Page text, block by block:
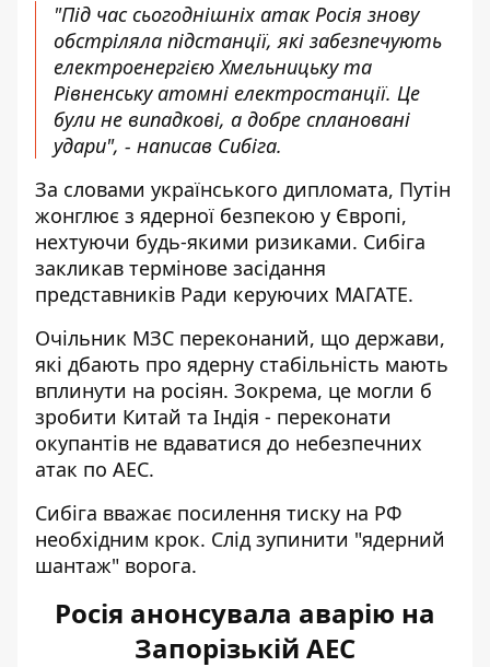
"Під час сьогоднішніх атак Росія знову
обстріляла підстанції, які забезпечують
електроенергією Хмельницьку та
Рівненську атомні електростанції. Це
були не випадкові, а добре сплановані
удари", - написав Сибіга.
За словами українського дипломата, Путін
жонглює з ядерної безпекою у Європі,
нехтуючи будь-якими ризиками. Сибіга
закликав термінове засідання
представників Ради керуючих МАГАТЕ.
Очільник МЗС переконаний, що держави,
які дбають про ядерну стабільність мають
вплинути на росіян. Зокрема, це могли б
зробити Китай та Індія - переконати
окупантів не вдаватися до небезпечних
атак по АЕС.
Сибіга вважає посилення тиску на РФ
необхідним крок. Слід зупинити "ядерний
шантаж" ворога.
Росія анонсувала аварію на
Запорізькій АЕС